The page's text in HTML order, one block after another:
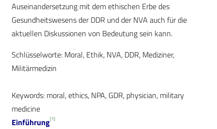
Auseinandersetzung mit dem ethischen Erbe des
Gesundheitswesens der DDR und der NVA auch für die
aktuellen Diskussionen von Bedeutung sein kann.
Schlüsselworte: Moral, Ethik, NVA, DDR, Mediziner,
Militärmedizin
Keywords: moral, ethics, NPA, GDR, physician, military
medicine
Einführung[1]